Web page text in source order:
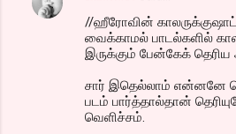
//ஹீரோவின் காலருக்குஷாட்
வைக்காமல் பாடல்களில்
இருக்கும் பேன்கேக்
சார் இதெல்லாம் என்னனே
படம் பார்த்தால்தான்
வெளிச்சம்.